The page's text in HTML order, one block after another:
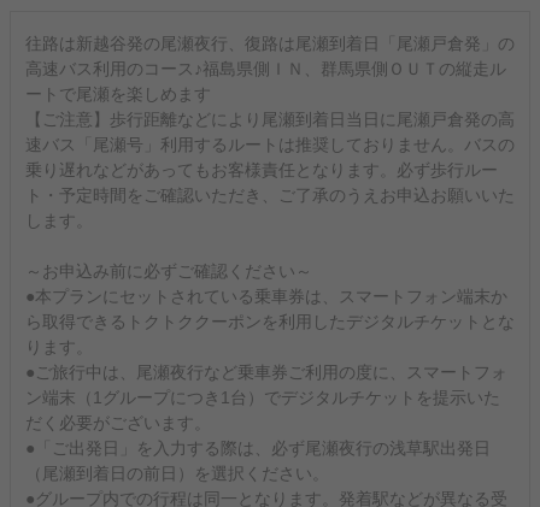
往路は新越谷発の尾瀬夜行、復路は尾瀬到着日「尾瀬戸倉発」の
高速バス利用のコース♪福島県側ＩＮ、群馬県側ＯＵＴの縦走ル
ートで尾瀬を楽しめます
【ご注意】歩行距離などにより尾瀬到着日当日に尾瀬戸倉発の高
速バス「尾瀬号」利用するルートは推奨しておりません。バスの
乗り遅れなどがあってもお客様責任となります。必ず歩行ルー
ト・予定時間をご確認いただき、ご了承のうえお申込お願いいた
します。
～お申込み前に必ずご確認ください～
●本プランにセットされている乗車券は、スマートフォン端末か
ら取得できるトクトククーポンを利用したデジタルチケットとな
ります。
●ご旅行中は、尾瀬夜行など乗車券ご利用の度に、スマートフォ
ン端末（1グループにつき1台）でデジタルチケットを提示いた
だく必要がございます。
●「ご出発日」を入力する際は、必ず尾瀬夜行の浅草駅出発日
（尾瀬到着日の前日）を選択ください。
●グループ内での行程は同一となります。発着駅などが異なる受